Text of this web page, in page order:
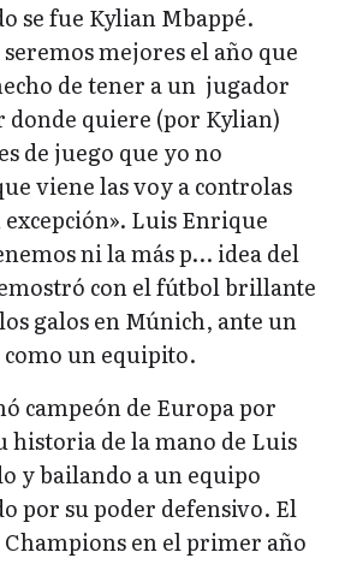
se fue Kylian Mbappé.
mejores el año que
de tener a un jugador
donde quiere (por Kylian)
de juego que yo no
viene las voy a controlas
Luis Enrique
ni la más p… idea del
con el fútbol brillante
galos en Múnich, ante un
un equipito.
campeón de Europa por
historia de la mano de Luis
y bailando a un equipo
por su poder defensivo. El
Champions en el primer año